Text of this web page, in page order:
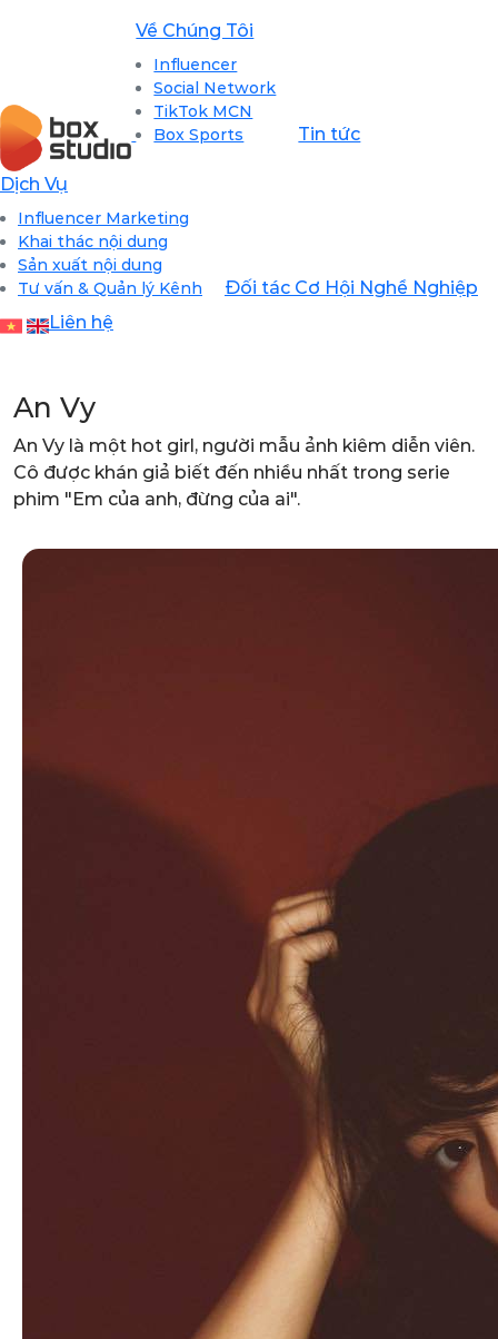
Về Chúng Tôi
Influencer
Social Network
TikTok MCN
Box Sports
Tin tức
Dịch Vụ
Influencer Marketing
Khai thác nội dung
Sản xuất nội dung
Tư vấn & Quản lý Kênh
Đối tác Cơ Hội Nghề Nghiệp
Liên hệ
An Vy
An Vy là một hot girl, người mẫu ảnh kiêm diễn viên.
Cô được khán giả biết đến nhiều nhất trong serie
phim "Em của anh, đừng của ai".